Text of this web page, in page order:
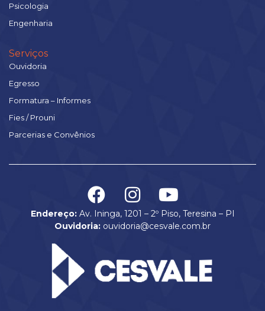
Psicologia
Engenharia
Serviços
Ouvidoria
Egresso
Formatura – Informes
Fies / Prouni
Parcerias e Convênios
Endereço:Av. Ininga, 1201 – 2º Piso, Teresina – PI
Ouvidoria: ouvidoria@cesvale.com.br